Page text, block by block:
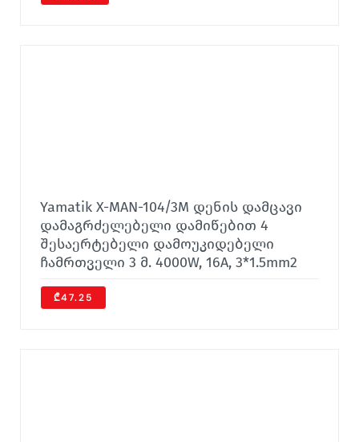
Yamatik X-MAN-104/3M დენის დამცავი
დამაგრძელებელი დამიწებით 4
შესაერტებელი დამოუკიდებელი
ჩამრთველი 3 მ. 4000W, 16A, 3*1.5mm2
₾47.25